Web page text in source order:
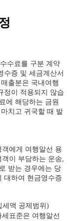
수료를 구분 계약
수증 및 세금계산서
출분은 국내여행
정이 적용되지 않습
에 해당하는 금원
치고 귀국할 때 발
에게 여행알선 용
이 부담하는 운송,
받는 경우에는 당
대하여 현금영수증
세액 공제범위)
표준은 여행알선